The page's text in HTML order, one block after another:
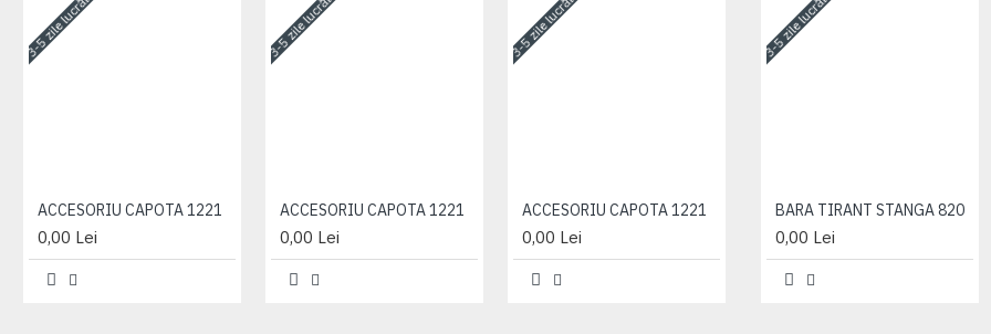
ACCESORIU CAPOTA 1221
0,00 Lei
ACCESORIU CAPOTA 1221
0,00 Lei
ACCESORIU CAPOTA 1221
0,00 Lei
ACCESORIU CAPOTA 1221
0,00 Lei
BARA TIRANT STANGA 820
0,00 Lei